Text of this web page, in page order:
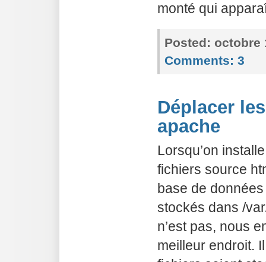
monté qui
Posted: octobre
Comments: 3
Déplacer
apache
Lorsqu’on
fichiers source
base de
stockés dans /
n’est pas, nous
meilleur endroit.